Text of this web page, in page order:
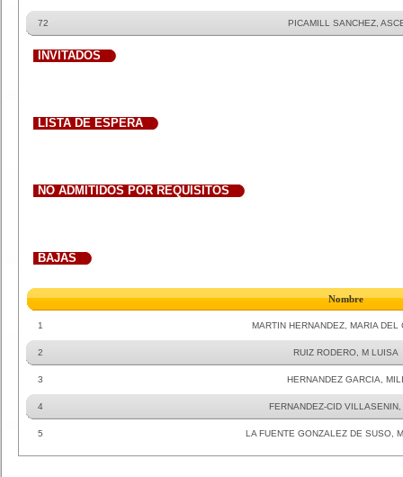
72 PICAMILL SANCHEZ,
INVITADOS
LISTA DE ESPERA
NO ADMITIDOS POR REQUISITOS
BAJAS
Nombre
1 MARTIN HERNANDEZ, MARIA DEL
2 RUIZ RODERO, M LUISA
3 HERNANDEZ GARCIA, MILI
4 FERNANDEZ-CID VILLASENIN,
5 LA FUENTE GONZALEZ DE SUSO,